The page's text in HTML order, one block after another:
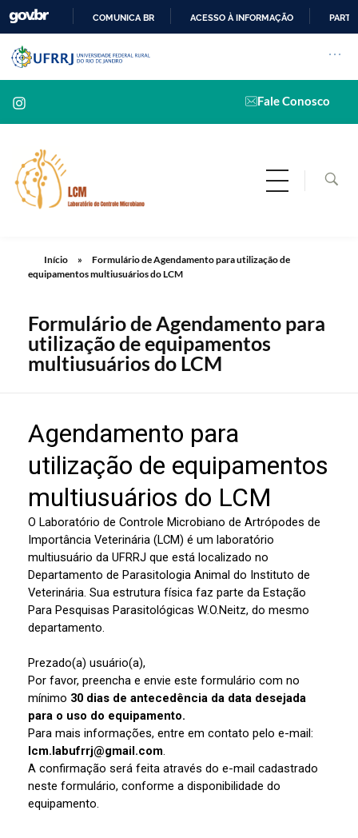
O
COMUNICA BR ACESSO À INFORMAÇÃO
Pular barra institucional
Barra institucional da
Fale Conosco
Início »
Formulário de Agendamento para utilização de
equipamentos multiusuários do LCM
Formulário de Agendamento para
utilização de equipamentos
multiusuários do LCM